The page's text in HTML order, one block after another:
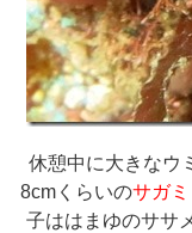
休憩中に大きなウ
8cmくらいのサガ
子ははまゆのササ